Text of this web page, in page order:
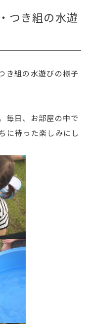
つき組の水遊
き組の水遊びの様子
毎日、お部屋の中で
に待った楽しみにし